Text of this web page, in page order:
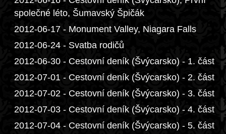
společné léto, Šumavský Špičák
2012-06-17 - Monument Valley, Niagara Falls
2012-06-24 - Svatba rodičů
2012-06-30 - Cestovní deník (Švýcarsko) - 1. část
2012-07-01 - Cestovní deník (Švýcarsko) - 2. část
2012-07-02 - Cestovní deník (Švýcarsko) - 3. část
2012-07-03 - Cestovní deník (Švýcarsko) - 4. část
2012-07-04 - Cestovní deník (Švýcarsko) - 5. část